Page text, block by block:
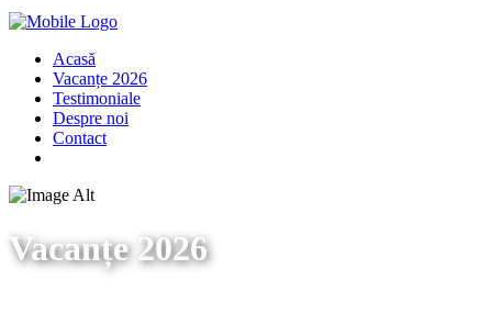
Acasă
Vacanțe 2026
Testimoniale
Despre noi
Contact
Vacanțe 2026